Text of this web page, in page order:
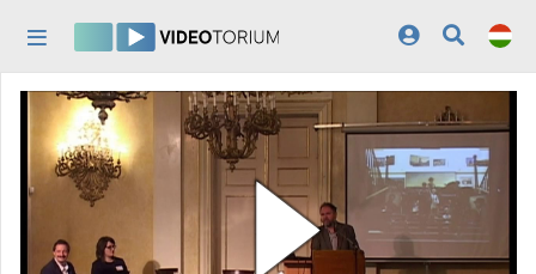
Kezdőlap
Bejelentkezés
Felfedezés
Kategóriák